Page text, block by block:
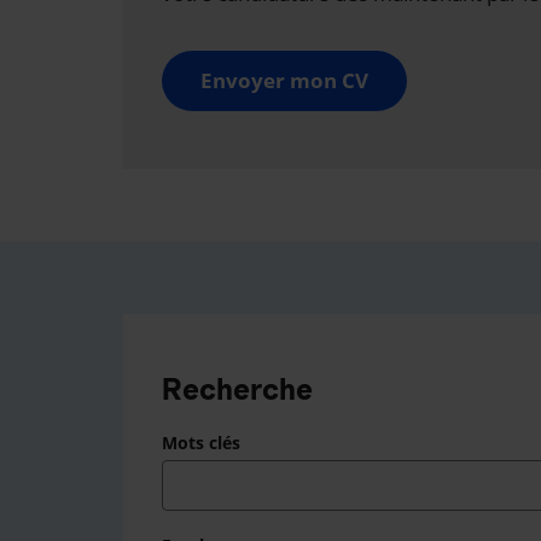
Envoyer mon CV
Recherche
Mots clés